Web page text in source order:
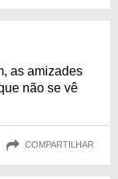
as amizades
não se vê
COMPARTILHAR